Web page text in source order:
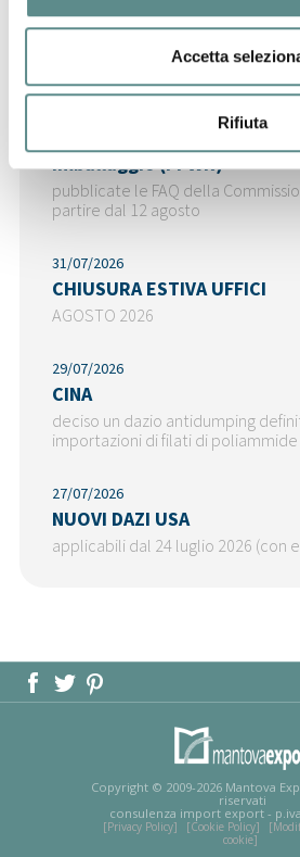
Accetta
Rifiuta
Ultime
imballaggio (PPWR)
pubblicate le FAQ della
partire dal 12 agosto
31/07/2026
CHIUSURA ESTIVA UFFICI
AGOSTO 2026
29/07/2026
CINA
deciso un dazio antidumping
importazioni di filati di poliammide
27/07/2026
NUOVI DAZI USA
applicabili dal 24 luglio 2026 (con
Copyright © 2009-2026 Mantova
riservati
consulenza import export - p.iva
[Privacy Policy] [Cookie Policy]
cookie]